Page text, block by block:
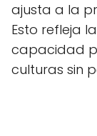
ajusta a la
Esto refleja
capacidad
culturas sin